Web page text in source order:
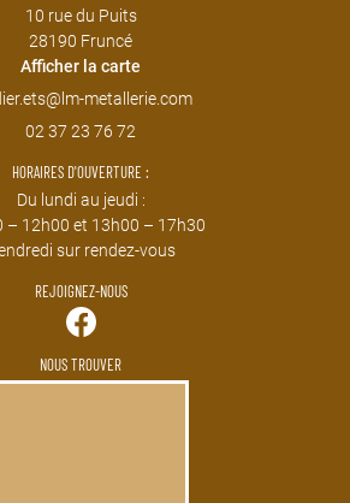
10 rue du Puits
28190 Fruncé
Afficher la carte
02 37 23 76 72
HORAIRES D'OUVERTURE :
Du lundi au jeudi :
– 12h00 et 13h00 – 17h30
sur rendez-vous
REJOIGNEZ-NOUS
NOUS TROUVER